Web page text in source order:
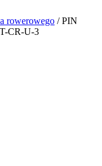
rowerowego / PIN
CR-U-3